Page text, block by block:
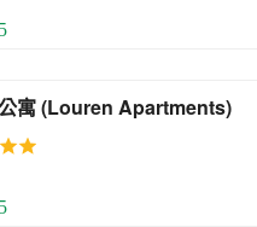
洛倫公寓 (Louren Apartments)